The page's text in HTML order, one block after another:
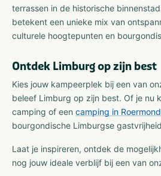
terrassen in de historische
betekent een unieke mix van
culturele hoogtepunten en
Ontdek Limburg op zijn best
Kies jouw kampeerplek bij een van
beleef Limburg op zijn best. Of je nu
camping of een camping in
bourgondische Limburgse
Laat je inspireren, ontdek de
nog jouw ideale verblijf bij een van